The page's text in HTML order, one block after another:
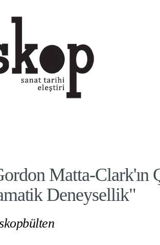
Matta-Clark'ın
Deneysellik"